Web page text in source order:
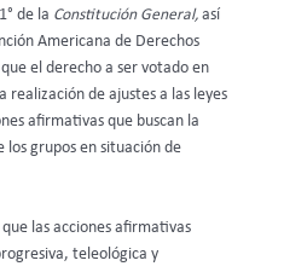
de la Constitución General, así
Americana de Derechos
el derecho a ser votado en
realización de ajustes a las leyes
afirmativas que buscan la
los grupos en situación de
las acciones afirmativas
teleológica y